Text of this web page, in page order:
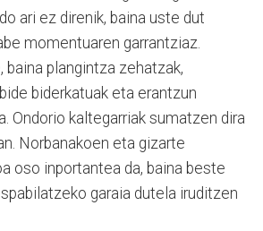
ari ez direnik, baina uste dut
momentuaren garrantziaz.
baina plangintza zehatzak,
biderkatuak eta erantzun
Ondorio kaltegarriak sumatzen dira
Norbanakoen eta gizarte
oso inportantea da, baina beste
garaia dutela iruditzen